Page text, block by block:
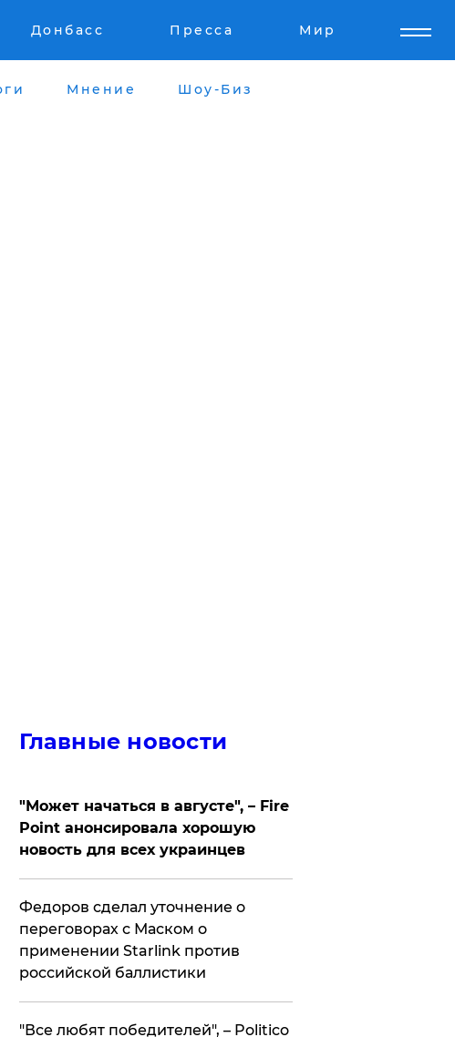
Донбасс Пресса Мир
Мнение Шоу-Биз
Главные новости
"Может начаться в августе", – Fire
Point анонсировала хорошую
новость для всех украинцев
Федоров сделал уточнение о
переговорах с Маском о
применении Starlink против
российской баллистики
​"Все любят победителей", – Politico